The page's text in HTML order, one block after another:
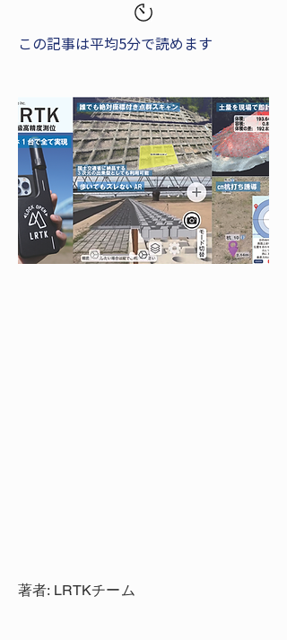
この記事は平均5分で読めます
著者: LRTKチーム